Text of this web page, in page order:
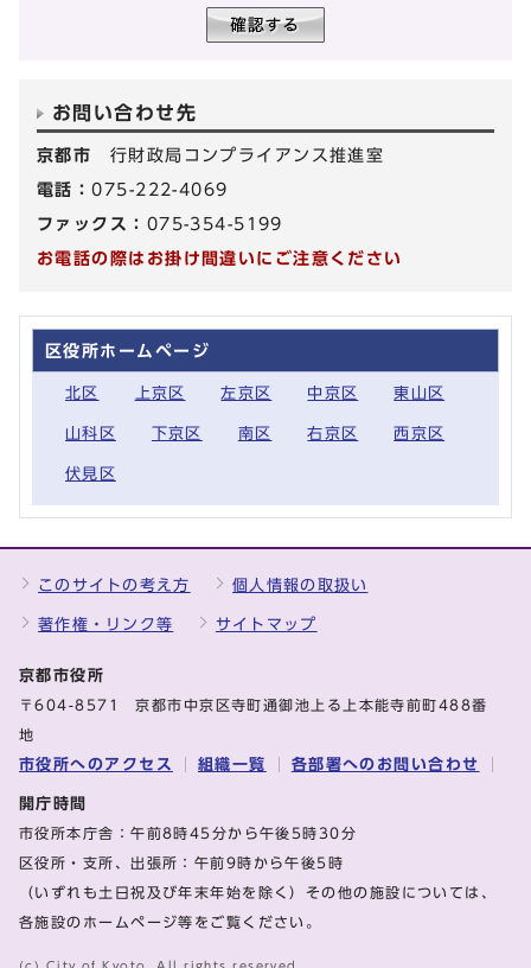
お問い合わせ先
京都市 行財政局コンプライアンス推進室
電話：075-222-4069
ファックス： 075-354-5199
お電話の際はお掛け間違いにご注意ください
区役所ホームページ
北区 上京区 左京区 中京区 東山区
山科区 下京区 南区 右京区 西京区
伏見区
このサイトの考え方 個人情報の取扱い
著作権・リンク等 サイトマップ
京都市役所
〒604-8571 京都市中京区寺町通御池上る上本能寺前町488番
地
市役所へのアクセス 組織一覧 各部署へのお問い合わせ
開庁時間
市役所本庁舎：午前8時45分から午後5時30分
区役所・支所、出張所：午前9時から午後5時
（いずれも土日祝及び年末年始を除く）その他の施設については、
各施設のホームページ等をご覧ください。